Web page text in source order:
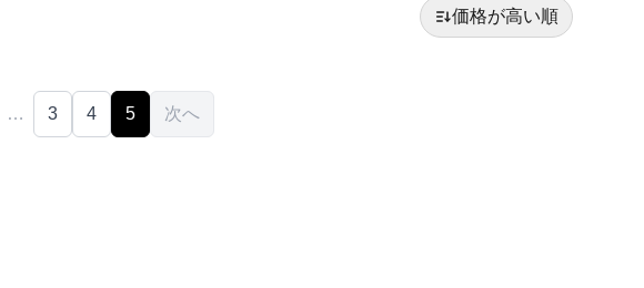
価格が高い順
… 3 4 5 次へ